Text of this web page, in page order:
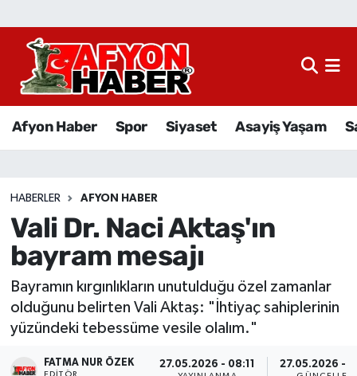
Afyon Haber Spor Siyaset Asayiş Yaşam
HABERLER AFYON HABER
Vali Dr. Naci Aktaş'ın
bayram mesajı
Bayramın kırgınlıkların unutulduğu özel zamanlar
olduğunu belirten Vali Aktaş: "İhtiyaç sahiplerinin
yüzündeki tebessüme vesile olalım."
FATMA NUR ÖZEK
EDITÖR
27.05.2026 - 08:11 27.05.2026 -
Afyon Haber
Sağlık
Eğitim
Sivil Toplum